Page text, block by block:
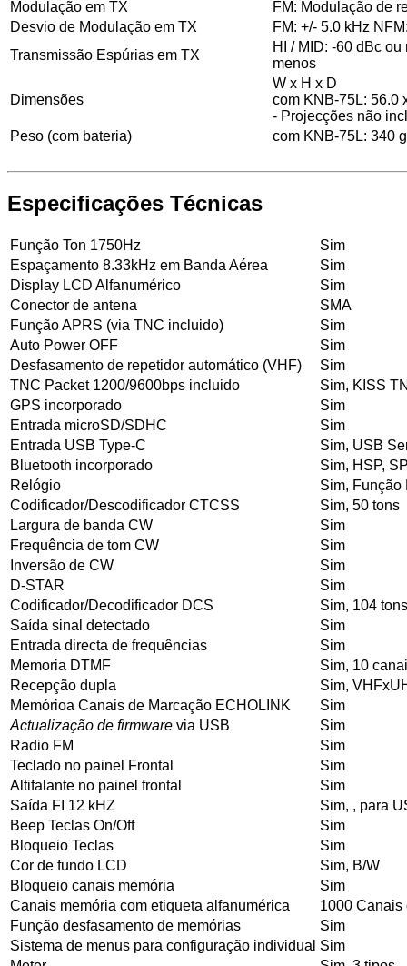
Modulação em TX
FM: Modulação de
Desvio de Modulação em TX
FM: +/- 5.0 kHz
Transmissão Espúrias em TX
HI / MID: -60 dBc
menos
Dimensões
W x H x D
com KNB-75L: 56.0
- Projecções não
Peso (com bateria)
com KNB-75L: 340
Especificações Técnicas
Função Ton 1750Hz
Sim
Espaçamento 8.33kHz em Banda Aérea
Sim
Display LCD Alfanumérico
Sim
Conector de antena
SMA
Função APRS (via TNC incluido)
Sim
Auto Power OFF
Sim
Desfasamento de repetidor automático (VHF)
Sim
TNC Packet 1200/9600bps incluido
Sim, KISS
GPS incorporado
Sim
Entrada microSD/SDHC
Sim
Entrada USB Type-C
Sim, USB
Bluetooth incorporado
Sim, HSP,
Relógio
Sim, Função
Codificador/Descodificador CTCSS
Sim, 50 tons
Largura de banda CW
Sim
Frequência de tom CW
Sim
Inversão de CW
Sim
D-STAR
Sim
Codificador/Decodificador DCS
Sim, 104
Saída sinal detectado
Sim
Entrada directa de frequências
Sim
Memoria DTMF
Sim, 10
Recepção dupla
Sim,
Memórioa Canais de Marcação ECHOLINK
Sim
Actualização de firmware via USB
Sim
Radio FM
Sim
Teclado no painel Frontal
Sim
Altifalante no painel frontal
Sim
Saída FI 12 kHZ
Sim, , para
Beep Teclas On/Off
Sim
Bloqueio Teclas
Sim
Cor de fundo LCD
Sim, B/W
Bloqueio canais memória
Sim
Canais memória com etiqueta alfanumérica
1000 Canais
Função desfasamento de memórias
Sim
Sistema de menus para configuração individual Sim